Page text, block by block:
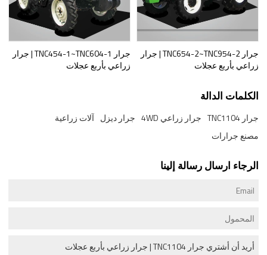
جرار TNC654-2~TNC954-2 | جرار
زراعي بأربع عجلات
جرار TNC454-1~TNC604-1 | جرار
زراعي بأربع عجلات
الكلمات الدالة
جرار TNC1104 جرار زراعي 4WD جرار ديزل آلات زراعية
مصنع جرارات
الرجاء ارسال رسالة إلينا